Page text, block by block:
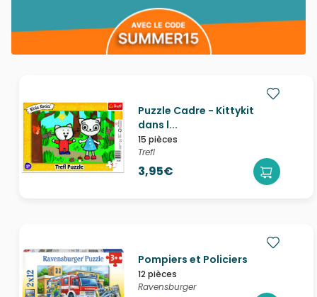
Puzzle Cadre - Kittykit
dans l...
15 pièces
Trefl
3,95€
Pompiers et Policiers
12 pièces
Ravensburger